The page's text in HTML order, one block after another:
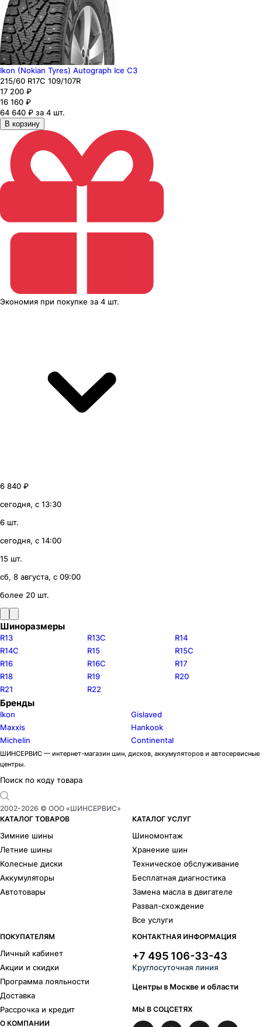
Ikon (Nokian Tyres) Autograph Ice C3
215/60 R17C 109/107R
17 200 ₽
16 160 ₽
64 640 ₽ за 4 шт.
В корзину
Экономия при покупке за 4 шт.
6 840 ₽
сегодня, с 13:30
6 шт.
сегодня, с 14:00
15 шт.
сб, 8 августа, с 09:00
более 20 шт.
Шиноразмеры
R13 R13C
R14
R14C
R15
R15C
R16
R16C
R17
R18
R19
R20
R21
R22
Бренды
Ikon
Gislaved
Maxxis
Hankook
Michelin
Continental
ШИНСЕРВИС — интернет-магазин шин, дисков, аккумуляторов и автосервисные
центры.
Поиск по коду товара
2002-2026 © ООО «ШИНСЕРВИС»
КАТАЛОГ ТОВАРОВ
Зимние шины
Летние шины
Колесные диски
Аккумуляторы
Автотовары
КАТАЛОГ УСЛУГ
Шиномонтаж
Хранение шин
Техническое обслуживание
Бесплатная диагностика
Замена масла в двигателе
Развал-схождение
Все услуги
ПОКУПАТЕЛЯМ
Личный кабинет
Акции и скидки
Программа лояльности
Доставка
Рассрочка и кредит
О КОМПАНИИ
КОНТАКТНАЯ ИНФОРМАЦИЯ
+7 495 106-33-43
Круглосуточная линия
Центры в Москве и области
МЫ В СОЦСЕТЯХ